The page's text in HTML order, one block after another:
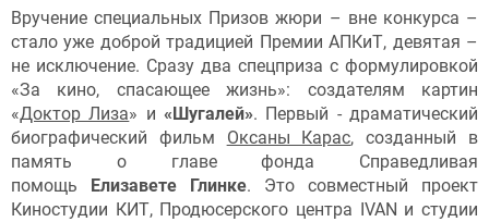
Вручение специальных Призов жюри – вне конкурса –
стало уже доброй традицией Премии АПКиТ, девятая –
не исключение. Сразу два спецприза с формулировкой
«За кино, спасающее жизнь»: создателям картин
«Доктор Лиза» и«Шугалей». Первый - драматический
биографический фильм Оксаны Карас, созданный в
память о главе фонда Справедливая
помощь
Елизавете Глинке. Это совместный проект
Киностудии КИТ, Продюсерского центра IVAN и студии